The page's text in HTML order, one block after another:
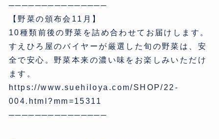
───────────────
【野菜の頒布会11月】
10種類前後の野菜を詰め合わせてお届けします。
すえひろ屋のバイヤーが厳選した旬の野菜は、安
全で安心。野菜本来の濃い味をお楽しみいただけ
ます。
https://www.suehiloya.com/SHOP/22-
004.html?mm=15311
───────────────